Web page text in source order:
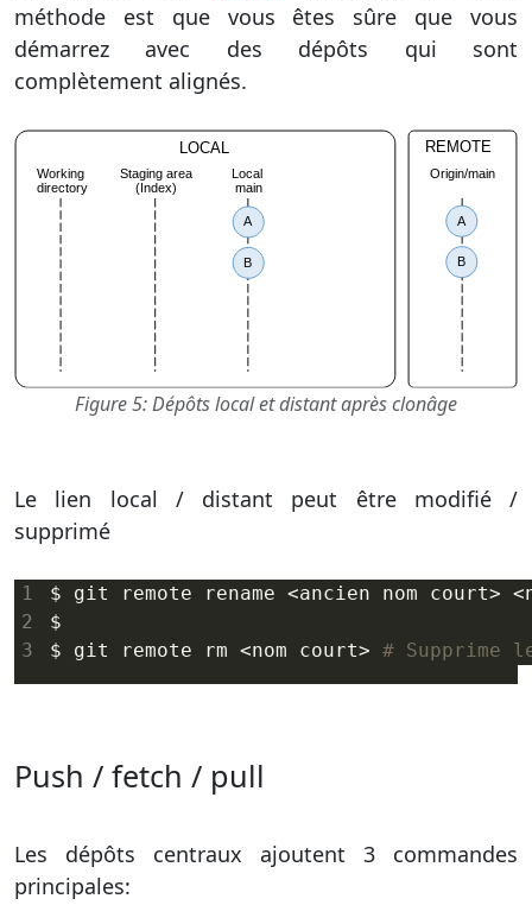
méthode est que vous êtes sûre que vous
démarrez avec des dépôts qui sont
complètement alignés.
Figure 5: Dépôts local et distant après clonâge
Le lien local / distant peut être modifié /
supprimé
$ git remote rename <ancien nom court>
$ git remote rm <nom court> # Supprime
Push / fetch / pull
Les dépôts centraux ajoutent 3 commandes
principales: